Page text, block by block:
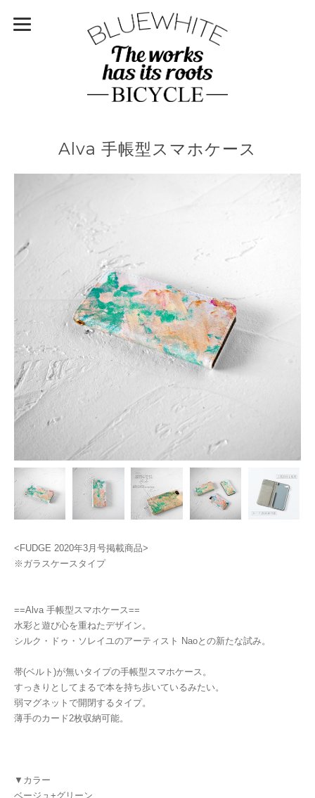
Alva 手帳型スマホケース
<FUDGE 2020年3月号掲載商品>
※ガラスケースタイプ
==Alva 手帳型スマホケース==
水彩と遊び心を重ねたデザイン。
シルク・ドゥ・ソレイユのアーティスト Naoとの新たな試み。
帯(ベルト)が無いタイプの手帳型スマホケース。
すっきりとしてまるで本を持ち歩いているみたい。
弱マグネットで開閉するタイプ。
薄手のカード2枚収納可能。
▼カラー
ベージュ+グリーン